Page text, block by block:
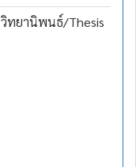
วิทยานิพนธ์/Thesis